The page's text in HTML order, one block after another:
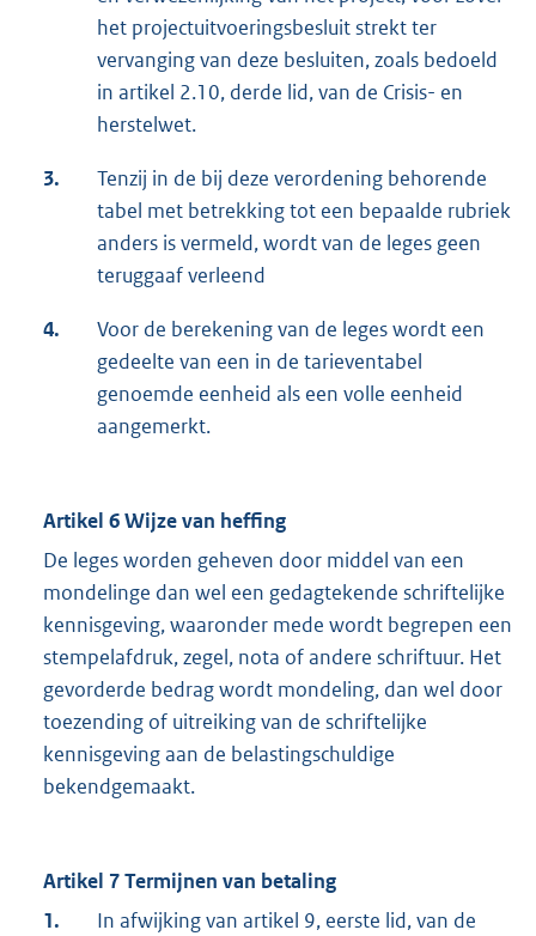
het projectuitvoeringsbesluit strekt ter
vervanging van deze besluiten, zoals bedoeld
in artikel 2.10, derde lid, van de Crisis- en
herstelwet.
3.
Tenzij in de bij deze verordening behorende
tabel met betrekking tot een bepaalde rubriek
anders is vermeld, wordt van de leges geen
teruggaaf verleend
4.
Voor de berekening van de leges wordt een
gedeelte van een in de tarieventabel
genoemde eenheid als een volle eenheid
aangemerkt.
Artikel 6 Wijze van heffing
De leges worden geheven door middel van een
mondelinge dan wel een gedagtekende schriftelijke
kennisgeving, waaronder mede wordt begrepen een
stempelafdruk, zegel, nota of andere schriftuur. Het
gevorderde bedrag wordt mondeling, dan wel door
toezending of uitreiking van de schriftelijke
kennisgeving aan de belastingschuldige
bekendgemaakt.
Artikel 7 Termijnen van betaling
1.
In afwijking van artikel 9, eerste lid, van de